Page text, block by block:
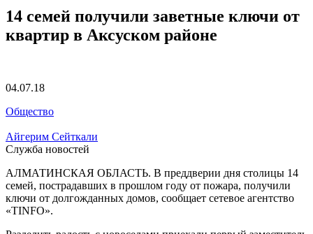
14 семей получили заветные ключи от
квартир в Аксуском районе
04.07.18
Общество
Айгерим Сейткали
Служба новостей
АЛМАТИНСКАЯ ОБЛАСТЬ. В преддверии дня столицы 14
семей, пострадавших в прошлом году от пожара, получили
ключи от долгожданных домов, сообщает сетевое агентство
«TINFO».